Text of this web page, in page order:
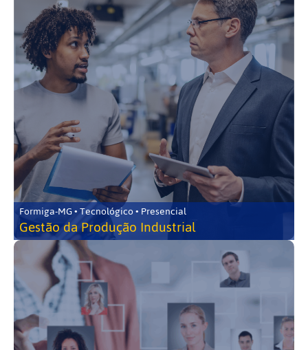
Formiga-MG • Tecnológico • Presencial
Gestão da Produção Industrial